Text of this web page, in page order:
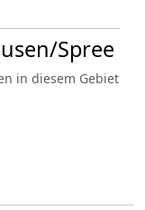
Spree
in diesem Gebiet